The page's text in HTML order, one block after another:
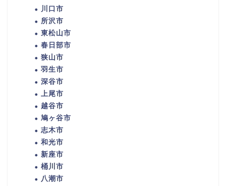
川口市
所沢市
東松山市
春日部市
狭山市
羽生市
深谷市
上尾市
越谷市
鳩ヶ谷市
志木市
和光市
新座市
桶川市
八潮市